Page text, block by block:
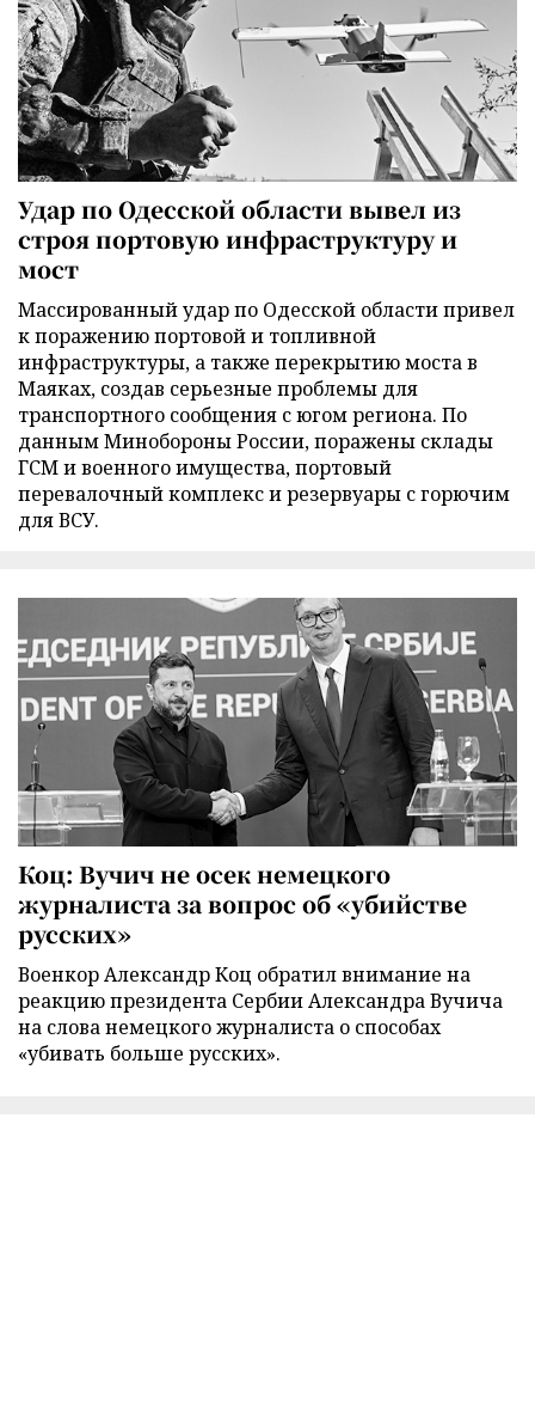
Удар по Одесской области вывел из
строя портовую инфраструктуру и
мост
Массированный удар по Одесской области привел
к поражению портовой и топливной
инфраструктуры, а также перекрытию моста в
Маяках, создав серьезные проблемы для
транспортного сообщения с югом региона. По
данным Минобороны России, поражены склады
ГСМ и военного имущества, портовый
перевалочный комплекс и резервуары с горючим
для ВСУ.
Коц: Вучич не осек немецкого
журналиста за вопрос об «убийстве
русских»
Военкор Александр Коц обратил внимание на
реакцию президента Сербии Александра Вучича
на слова немецкого журналиста о способах
«убивать больше русских».